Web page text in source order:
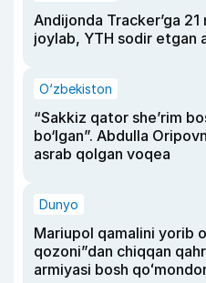
Andijonda Tracker’ga
joylab, YTH sodir etgan
O‘zbekiston
“Sakkiz qator she’rim
bo‘lgan”. Abdulla
asrab qolgan voqea
Dunyo
Mariupol qamalini yorib
qozoni”dan chiqqan
armiyasi bosh